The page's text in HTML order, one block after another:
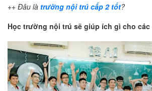
++ Đâu là trường nội trú cấp 2 tốt?
Học trường nội trú sẽ giúp ích gì cho các